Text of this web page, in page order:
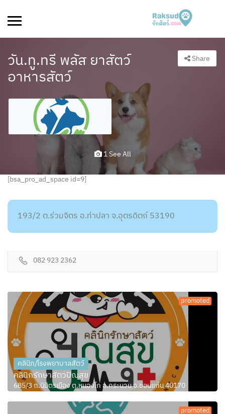
วัน.ทู.ทรี พลัส ยาสัตว์
อาหารสัตว์
Share
1 See All
[bsa_pro_ad_space id=9]
193/2 ต.ร่วมจิตร อ.ท่าปลา จ.อุตรดิตถ์ 53190
082 923 2362
promoted
คลินิก/โรงพยาบาลสัตว์
คลินิกรักษาสัตว์ปัณสุข
685/3 ถ.นิมิตรเมือง ต.หนองโก อ.กระนวน จ.ขอนแก่น 40170
promoted